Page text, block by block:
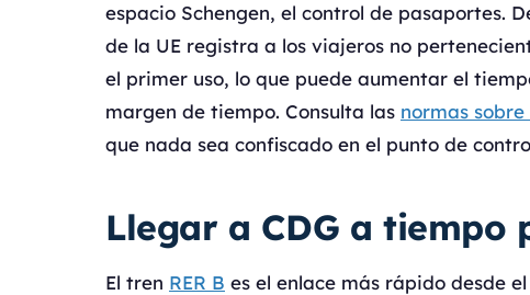
espacio Schengen, el control de pasaportes.
de la UE registra a los viajeros no
el primer uso, lo que puede aumentar el
margen de tiempo. Consulta las normas
que nada sea confiscado en el punto de
Llegar a CDG a tiempo
El tren RER B es el enlace más rápido desde